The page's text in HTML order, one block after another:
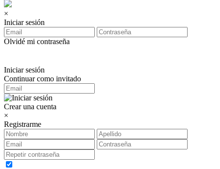
×
Iniciar sesión
Olvidé mi contraseña
Iniciar sesión
Continuar como invitado
Crear una cuenta
×
Registrarme